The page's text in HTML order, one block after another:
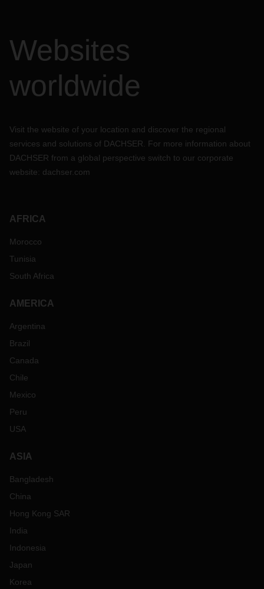
Websites
worldwide
Visit the website of your location and discover the regional
services and solutions of DACHSER. For more information about
DACHSER from a global perspective switch to our corporate
website: dachser.com
AFRICA
Morocco
Tunisia
South Africa
AMERICA
Argentina
Brazil
Canada
Chile
Mexico
Peru
USA
ASIA
Bangladesh
China
Hong Kong SAR
India
Indonesia
Japan
Korea